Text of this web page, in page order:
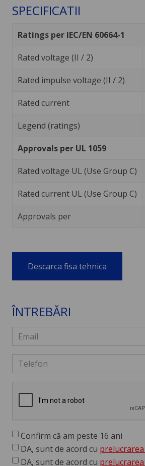
SPECIFICATII
Ratings per IEC/EN 60664-1
Rated voltage (II / 2)
Rated impulse voltage (II / 2)
Rated current
Legend (ratings)
Approvals per UL 1059
Rated voltage UL (Use Group C)
Rated current UL (Use Group C)
Approvals per
Descarca fisa tehnica
ÎNTREBĂRI
Confirm că am peste 16 ani
DA, sunt de acord cu
DA, sunt de acord cu